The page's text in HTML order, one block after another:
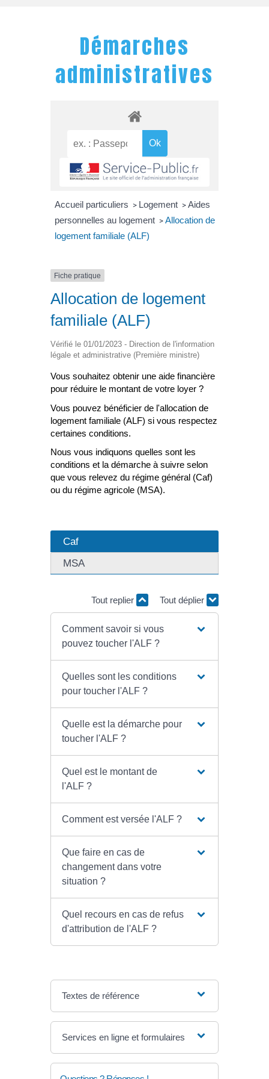
Démarches
administratives
Accueil particuliers > Logement > Aides
personnelles au logement > Allocation de
logement familiale (ALF)
Fiche pratique
Allocation de logement
familiale (ALF)
Vérifié le 01/01/2023 - Direction de l'information
légale et administrative (Première ministre)
Vous souhaitez obtenir une aide financière
pour réduire le montant de votre loyer ?
Vous pouvez bénéficier de l'allocation de
logement familiale (ALF) si vous respectez
certaines conditions.
Nous vous indiquons quelles sont les
conditions et la démarche à suivre selon
que vous relevez du régime général (Caf)
ou du régime agricole (MSA).
Caf
MSA
Tout replier Tout déplier
Comment savoir si vous
pouvez toucher l'ALF ?
Quelles sont les conditions
pour toucher l'ALF ?
Quelle est la démarche pour
toucher l'ALF ?
Quel est le montant de
l'ALF ?
Comment est versée l'ALF ?
Que faire en cas de
changement dans votre
situation ?
Quel recours en cas de refus
d'attribution de l'ALF ?
Textes de référence
Services en ligne et formulaires